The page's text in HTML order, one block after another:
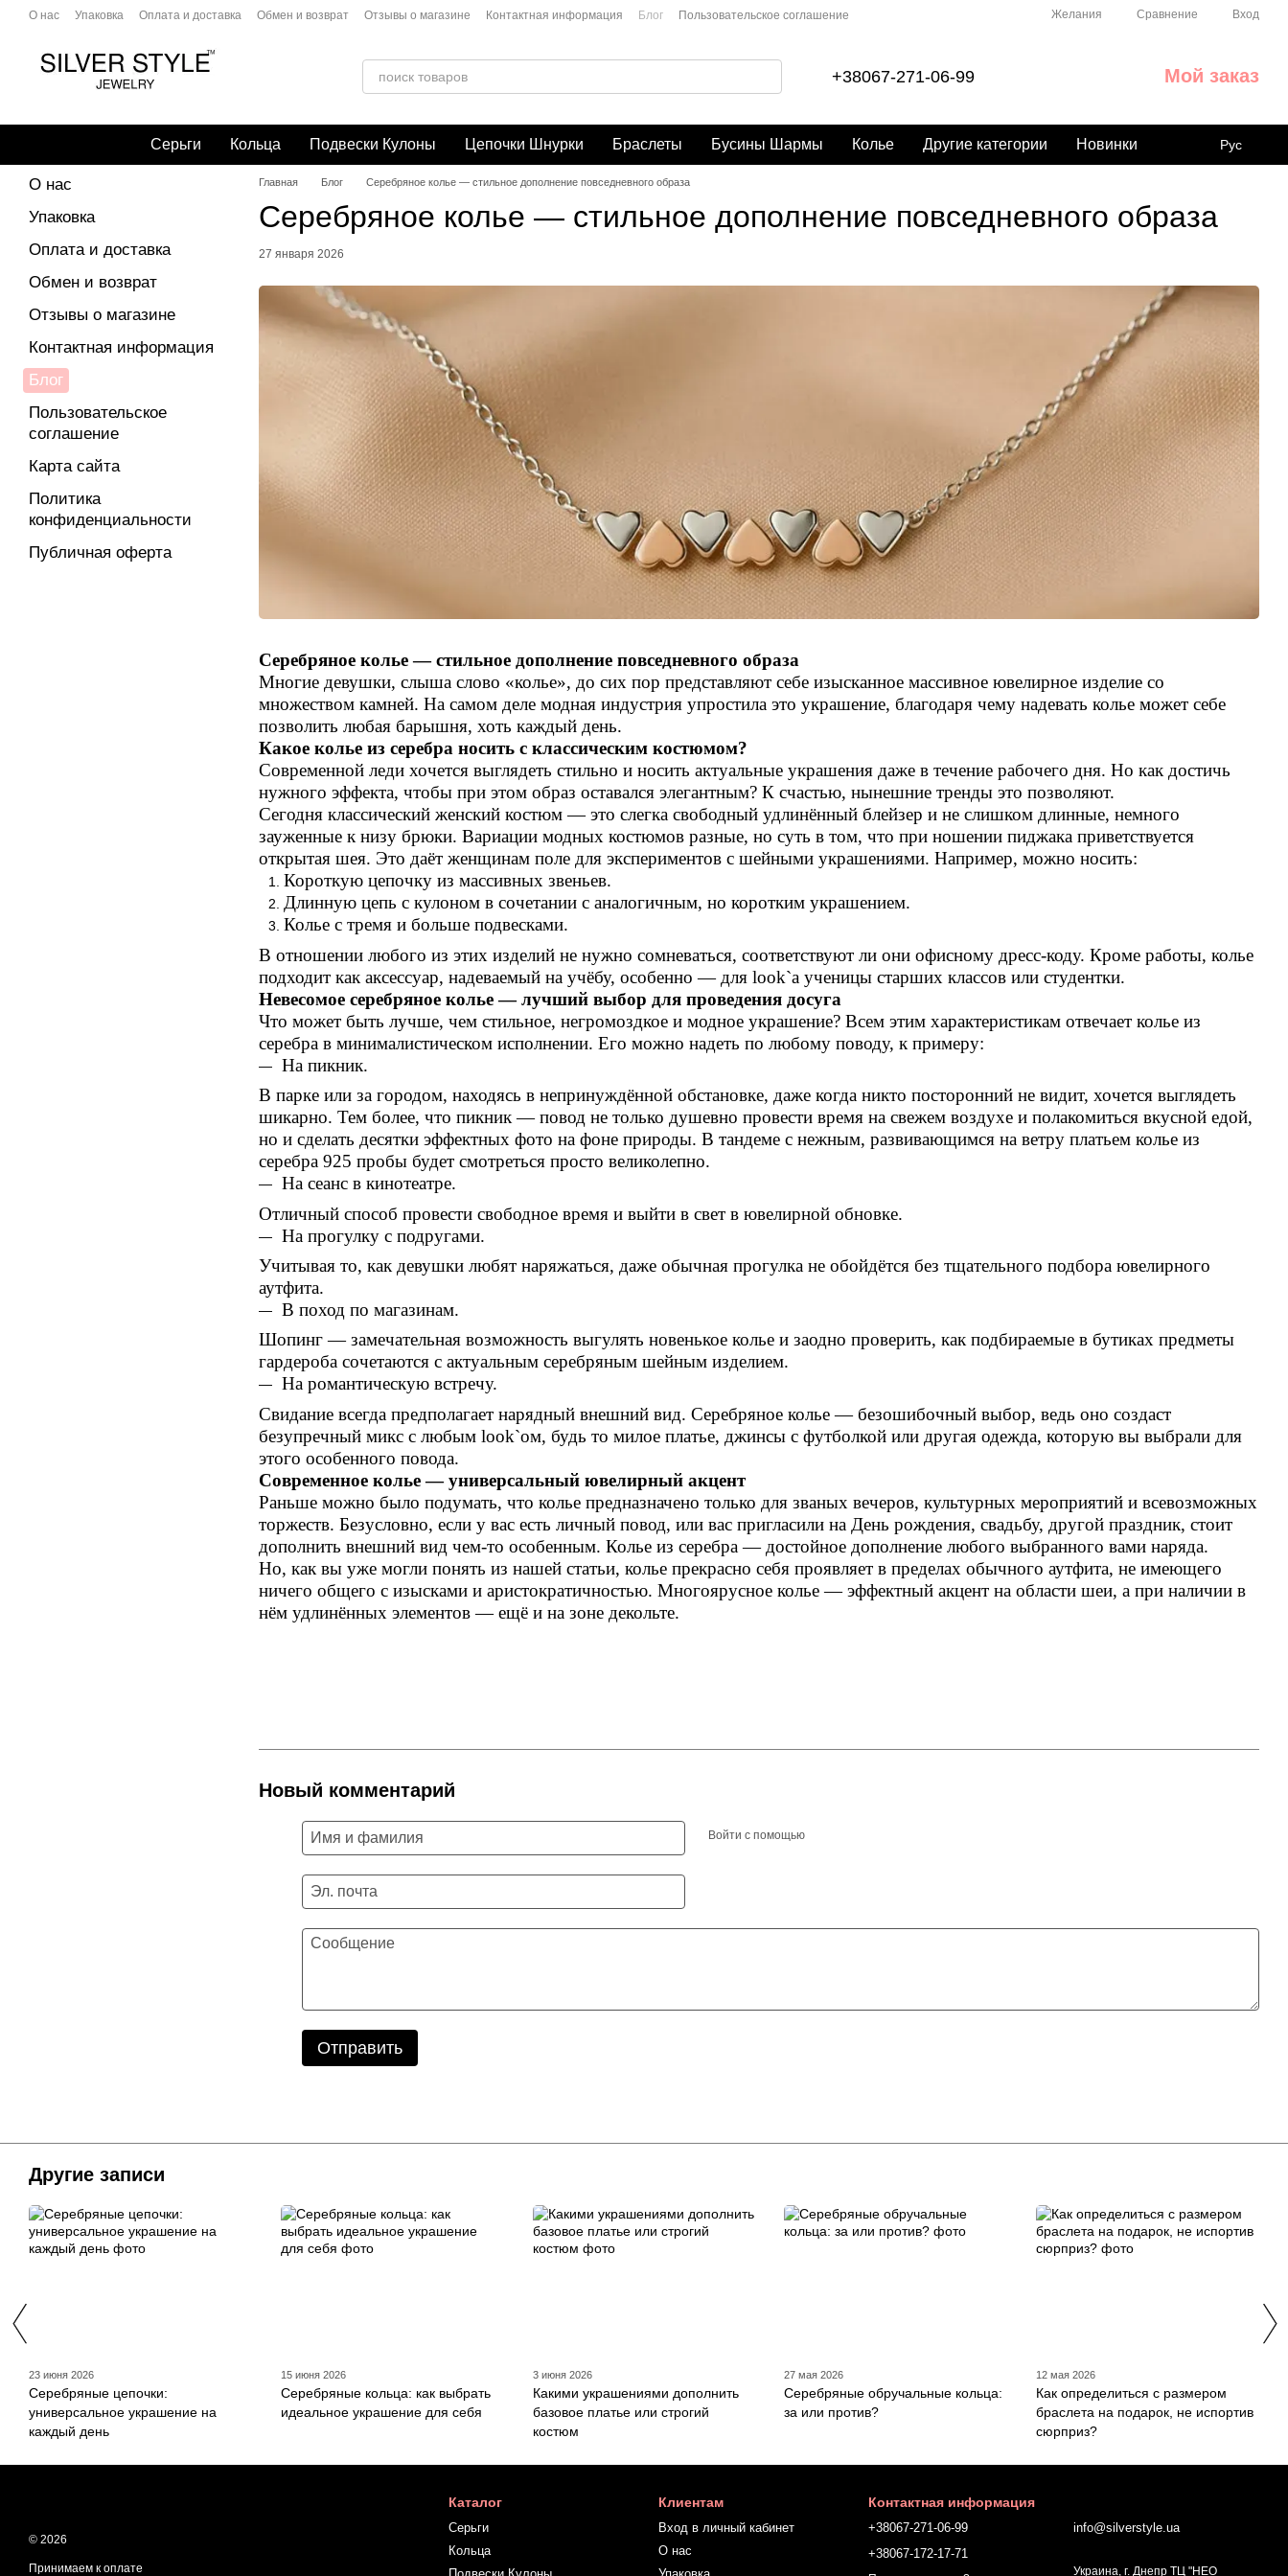
Перейти к основному контенту
О нас Упаковка Оплата и доставка Обмен и возврат Отзывы о магазине Контактная информация Блог
Пользовательское соглашение
Желания Сравнение Вход
+38067-271-06-99 Мой заказ
Серьги Кольца Подвески Кулоны Цепочки Шнурки Браслеты Бусины Шармы Колье Другие категории Новинки Рус
Главная Блог Серебряное колье — стильное дополнение повседневного образа
Серебряное колье — стильное дополнение повседневного образа
27 января 2026
Серебряное колье — стильное дополнение повседневного образа
Многие девушки, слыша слово «колье», до сих пор представляют себе изысканное массивное ювелирное изделие со
множеством камней. На самом деле модная индустрия упростила это украшение, благодаря чему надевать колье может себе
позволить любая барышня, хоть каждый день.
Какое колье из серебра носить с классическим костюмом?
Современной леди хочется выглядеть стильно и носить актуальные украшения даже в течение рабочего дня. Но как достичь
нужного эффекта, чтобы при этом образ оставался элегантным? К счастью, нынешние тренды это позволяют.
Сегодня классический женский костюм — это слегка свободный удлинённый блейзер и не слишком длинные, немного
зауженные к низу брюки. Вариации модных костюмов разные, но суть в том, что при ношении пиджака приветствуется
открытая шея. Это даёт женщинам поле для экспериментов с шейными украшениями. Например, можно носить:
Короткую цепочку из массивных звеньев.
Длинную цепь с кулоном в сочетании с аналогичным, но коротким украшением.
Колье с тремя и больше подвесками.
В отношении любого из этих изделий не нужно сомневаться, соответствуют ли они офисному дресс-коду. Кроме работы, колье
подходит как аксессуар, надеваемый на учёбу, особенно — для look`а ученицы старших классов или студентки.
Невесомое серебряное колье — лучший выбор для проведения досуга
Что может быть лучше, чем стильное, негромоздкое и модное украшение? Всем этим характеристикам отвечает колье из
серебра в минималистическом исполнении. Его можно надеть по любому поводу, к примеру:
На пикник.
В парке или за городом, находясь в непринуждённой обстановке, даже когда никто посторонний не видит, хочется выглядеть
шикарно. Тем более, что пикник — повод не только душевно провести время на свежем воздухе и полакомиться вкусной едой,
но и сделать десятки эффектных фото на фоне природы. В тандеме с нежным, развивающимся на ветру платьем колье из
серебра 925 пробы будет смотреться просто великолепно.
На сеанс в кинотеатре.
Отличный способ провести свободное время и выйти в свет в ювелирной обновке.
На прогулку с подругами.
Учитывая то, как девушки любят наряжаться, даже обычная прогулка не обойдётся без тщательного подбора ювелирного
аутфита.
В поход по магазинам.
Шопинг — замечательная возможность выгулять новенькое колье и заодно проверить, как подбираемые в бутиках предметы
гардероба сочетаются с актуальным серебряным шейным изделием.
На романтическую встречу.
Свидание всегда предполагает нарядный внешний вид. Серебряное колье — безошибочный выбор, ведь оно создаст
безупречный микс с любым look`ом, будь то милое платье, джинсы с футболкой или другая одежда, которую вы выбрали для
этого особенного повода.
Современное колье — универсальный ювелирный акцент
Раньше можно было подумать, что колье предназначено только для званых вечеров, культурных мероприятий и всевозможных
торжеств. Безусловно, если у вас есть личный повод, или вас пригласили на День рождения, свадьбу, другой праздник, стоит
дополнить внешний вид чем-то особенным. Колье из серебра — достойное дополнение любого выбранного вами наряда.
Но, как вы уже могли понять из нашей статьи, колье прекрасно себя проявляет в пределах обычного аутфита, не имеющего
ничего общего с изысками и аристократичностью. Многоярусное колье — эффектный акцент на области шеи, а при наличии в
нём удлинённых элементов — ещё и на зоне декольте.
Новый комментарий
Войти с помощью
Отправить
О нас
Упаковка
Оплата и доставка
Обмен и возврат
Отзывы о магазине
Контактная информация
Блог
Пользовательское
соглашение
Карта сайта
Политика
конфиденциальности
Публичная оферта
Другие записи
23 июня 2026
Серебряные цепочки:
универсальное украшение на
каждый день
15 июня 2026
Серебряные кольца: как выбрать
идеальное украшение для себя
3 июня 2026
Какими украшениями дополнить
базовое платье или строгий
костюм
27 мая 2026
Серебряные обручальные кольца:
за или против?
12 мая 2026
Как определиться с размером
браслета на подарок, не испортив
сюрприз?
© 2026
Принимаем к оплате
Каталог
Серьги
Кольца
Клиентам
Вход в личный кабинет
О нас
Контактная информация
+38067-271-06-99
+38067-172-17-71
info@silverstyle.ua
Украина, г. Днепр ТЦ "НЕО